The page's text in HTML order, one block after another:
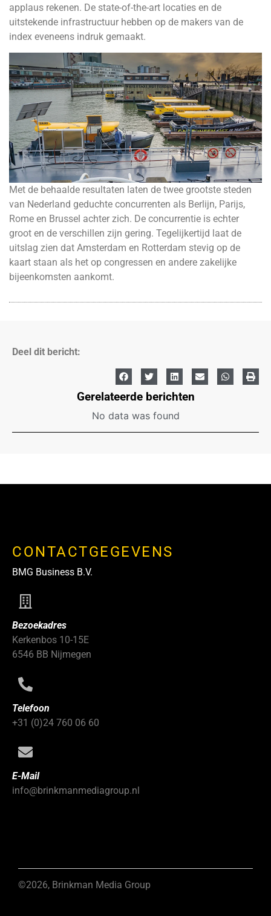
applaus rekenen. De state-of-the-art locaties en de
uitstekende infrastructuur hebben op de makers van de
index eveneens indruk gemaakt.
Met de behaalde resultaten laten de twee grootste steden
van Nederland geduchte concurrenten als Berlijn, Parijs,
Rome en Brussel achter zich. De concurrentie is echter
groot en de verschillen zijn gering. Tegelijkertijd laat de
uitslag zien dat Amsterdam en Rotterdam stevig op de
kaart staan als het op congressen en andere zakelijke
bijeenkomsten aankomt.
Deel dit bericht:
Gerelateerde berichten
No data was found
CONTACTGEGEVENS
BMG Business B.V.
Bezoekadres
Kerkenbos 10-15E
6546 BB Nijmegen
Telefoon
+31 (0)24 760 06 60
E-Mail
info@brinkmanmediagroup.nl
©2026, Brinkman Media Group